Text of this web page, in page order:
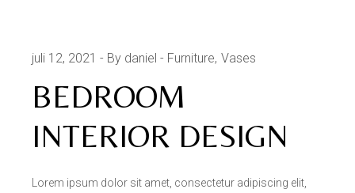
juli 12, 2021 By daniel Furniture Vases
BEDROOM
INTERIOR DESIGN
Lorem ipsum dolor sit amet, consectetur adipiscing elit,